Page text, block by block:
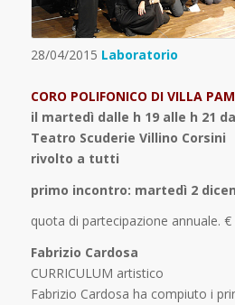
28/04/2015 Laboratorio
CORO POLIFONICO DI VILLA
il martedì dalle h 19 alle h 21
Teatro Scuderie Villino Corsini
rivolto a tutti
primo incontro: martedì 2
quota di partecipazione annuale. €
Fabrizio Cardosa
CURRICULUM artistico
Fabrizio Cardosa ha compiuto i